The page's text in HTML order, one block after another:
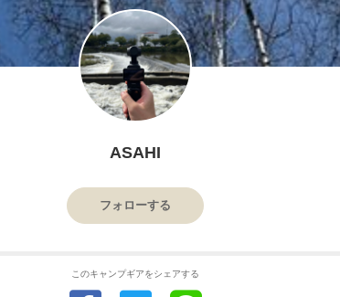
ASAHI
フォローする
このキャンプギアをシェアする